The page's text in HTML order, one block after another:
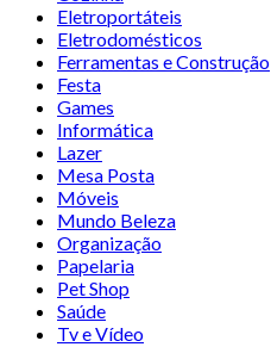
Eletroportáteis
Eletrodomésticos
Ferramentas e Construção
Festa
Games
Informática
Lazer
Mesa Posta
Móveis
Mundo Beleza
Organização
Papelaria
Pet Shop
Saúde
Tv e Vídeo